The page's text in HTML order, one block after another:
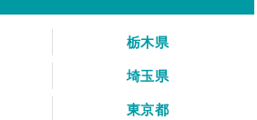
栃木県
埼玉県
東京都